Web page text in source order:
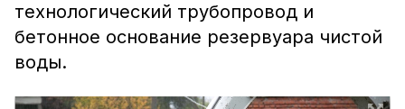
технологический трубопровод и
бетонное основание резервуара чистой
воды.